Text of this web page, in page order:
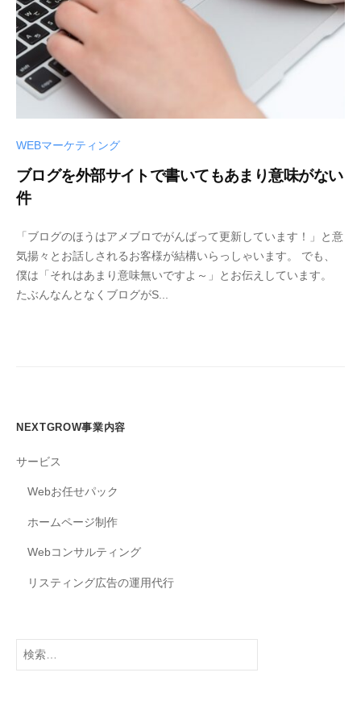
WEBマーケティング
ブログを外部サイトで書いてもあまり意味がない
件
「ブログのほうはアメブロでがんばって更新しています！」と意
気揚々とお話しされるお客様が結構いらっしゃいます。 でも、
僕は「それはあまり意味無いですよ～」とお伝えしています。
たぶんなんとなくブログがS...
NEXTGROW事業内容
サービス
Webお任せパック
ホームページ制作
Webコンサルティング
リスティング広告の運用代行
検